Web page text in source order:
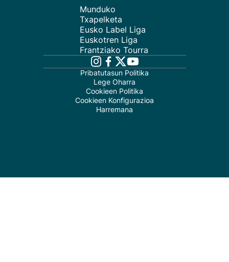
Munduko
Txapelketa
Eusko Label Liga
Euskotren Liga
Frantziako Tourra
Pribatutasun Politika
Lege Oharra
Cookieen Politika
Cookieen Konfigurazioa
Harremana